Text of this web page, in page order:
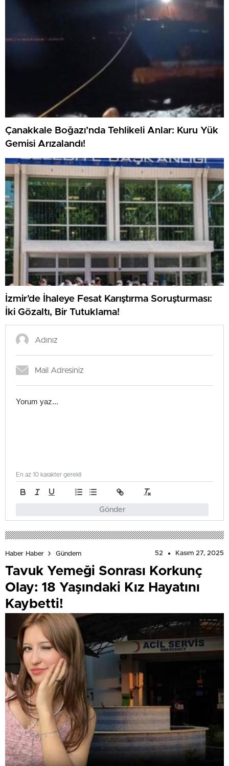
Çanakkale Boğazı’nda Tehlikeli Anlar: Kuru Yük
Gemisi Arızalandı!
İzmir’de İhaleye Fesat Karıştırma Soruşturması:
İki Gözaltı, Bir Tutuklama!
Gönder
En az 10 karakter gerekli
Haber Haber Gündem 52 Kasım 27, 2025
Tavuk Yemeği Sonrası Korkunç
Olay: 18 Yaşındaki Kız Hayatını
Kaybetti!